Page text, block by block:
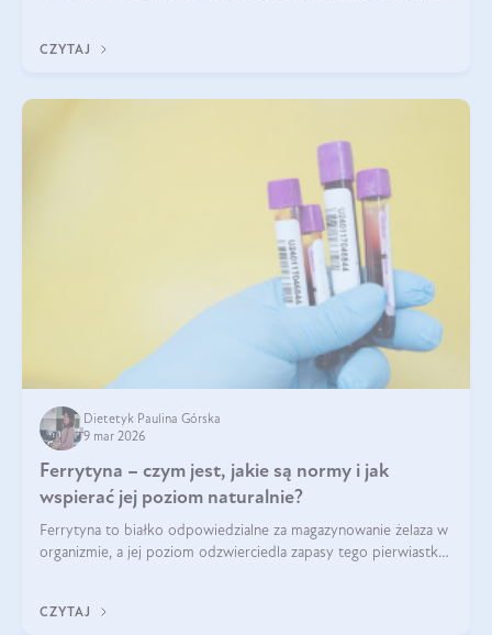
CZYTAJ
Dietetyk Paulina Górska
9 mar 2026
Ferrytyna – czym jest, jakie są normy i jak
wspierać jej poziom naturalnie?
Ferrytyna to białko odpowiedzialne za magazynowanie żelaza w
organizmie, a jej poziom odzwierciedla zapasy tego pierwiastka.
funkcjonowanie (
CZYTAJ